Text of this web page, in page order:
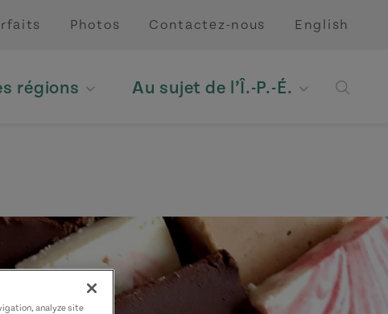
Photos Contactez-nous English
régions Au sujet de l’Î.-P.-É. Open
analyze site